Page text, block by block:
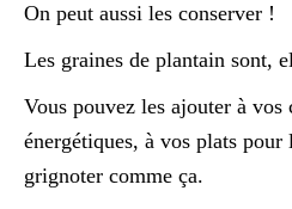
On peut aussi les conserver !
Les graines de plantain sont,
Vous pouvez les ajouter à vos
énergétiques, à vos plats pour
grignoter comme ça.